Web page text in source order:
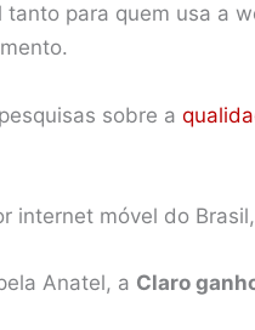
para quem usa a
sobre a
internet móvel do
Anatel, a Claro